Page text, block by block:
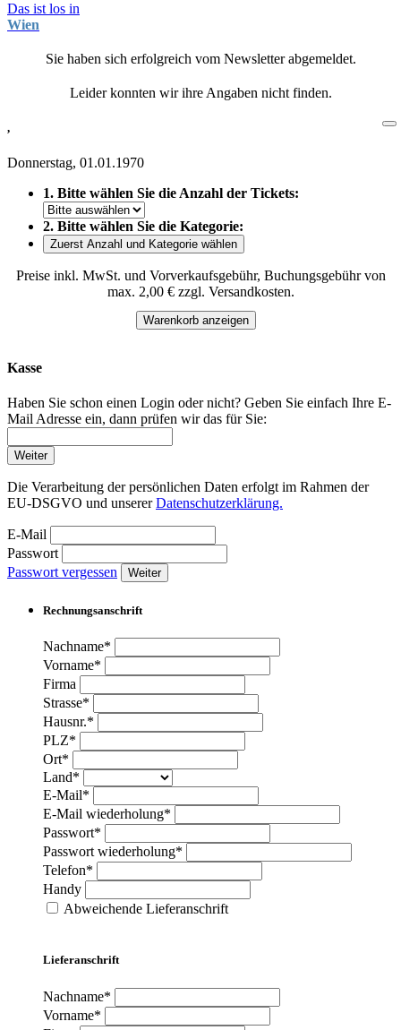
Das ist los in
Wien
Sie haben sich erfolgreich vom Newsletter abgemeldet.
Leider konnten wir ihre Angaben nicht finden.
,
Donnerstag, 01.01.1970
1. Bitte wählen Sie die Anzahl der Tickets:
2. Bitte wählen Sie die Kategorie:
Zuerst Anzahl und Kategorie wählen
Preise inkl. MwSt. und Vorverkaufsgebühr, Buchungsgebühr von
max. 2,00 € zzgl. Versandkosten.
Warenkorb anzeigen
Kasse
Haben Sie schon einen Login oder nicht? Geben Sie einfach Ihre E-
Mail Adresse ein, dann prüfen wir das für Sie:
Weiter
Die Verarbeitung der persönlichen Daten erfolgt im Rahmen der
EU-DSGVO und unsererDatenschutzerklärung.
E-Mail
Passwort
Passwort vergessen
Weiter
Rechnungsanschrift
Nachname*
Vorname*
Firma
Strasse*
Hausnr.*
PLZ*
Ort*
Land*
E-Mail*
E-Mail wiederholung*
Passwort*
Passwort wiederholung*
Telefon*
Handy
Abweichende Lieferanschrift
Lieferanschrift
Nachname*
Vorname*